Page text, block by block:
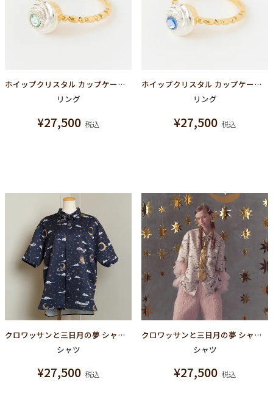
ホイップクリスタル カップケーキ リング シルバー925（ライトグリーン）
リング
¥27,500 税込
ホイップクリスタル カップケーキ リング シルバー925（ライトブルー）
リング
¥27,500 税込
クロワッサンと三日月の夢 シャツ（ネイビー）
シャツ
¥27,500 税込
クロワッサンと三日月の夢 シャツ（アイボリー）
シャツ
¥27,500 税込